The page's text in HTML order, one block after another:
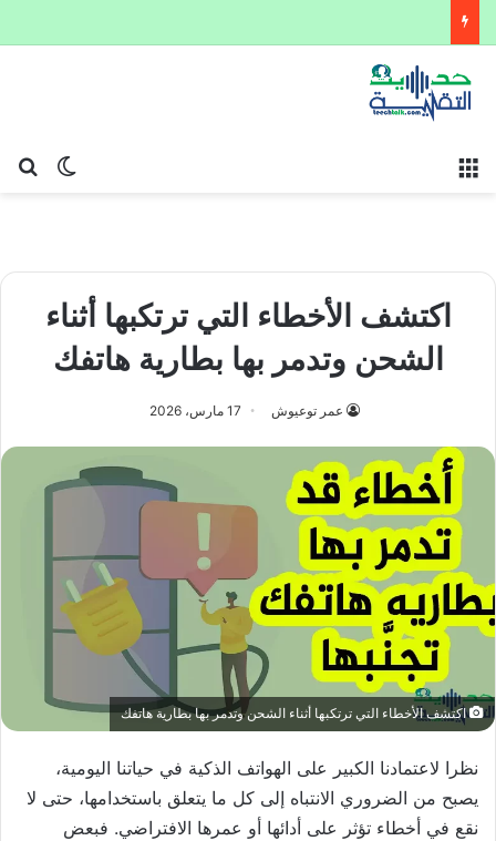
الوضع
اكتشف الأخطاء التي ترتكبها أثناء
الشحن وتدمر بها بطارية هاتفك
عمر توعيوش 17 مارس، 2026
اكتشف الأخطاء التي ترتكبها أثناء الشحن وتدمر بها بطارية هاتفك
نظرا لاعتمادنا الكبير على الهواتف الذكية في حياتنا اليومية،
يصبح من الضروري الانتباه إلى كل ما يتعلق باستخدامها، حتى لا
نقع في أخطاء تؤثر على أدائها أو عمرها الافتراضي. فبعض